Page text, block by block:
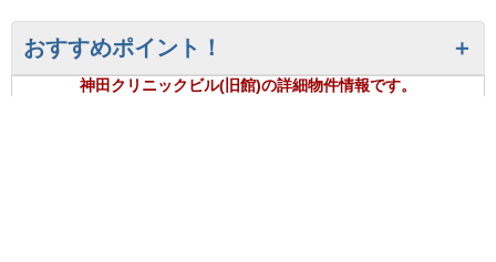
おすすめポイント！
神田クリニックビル(旧館)の詳細物件情報です。